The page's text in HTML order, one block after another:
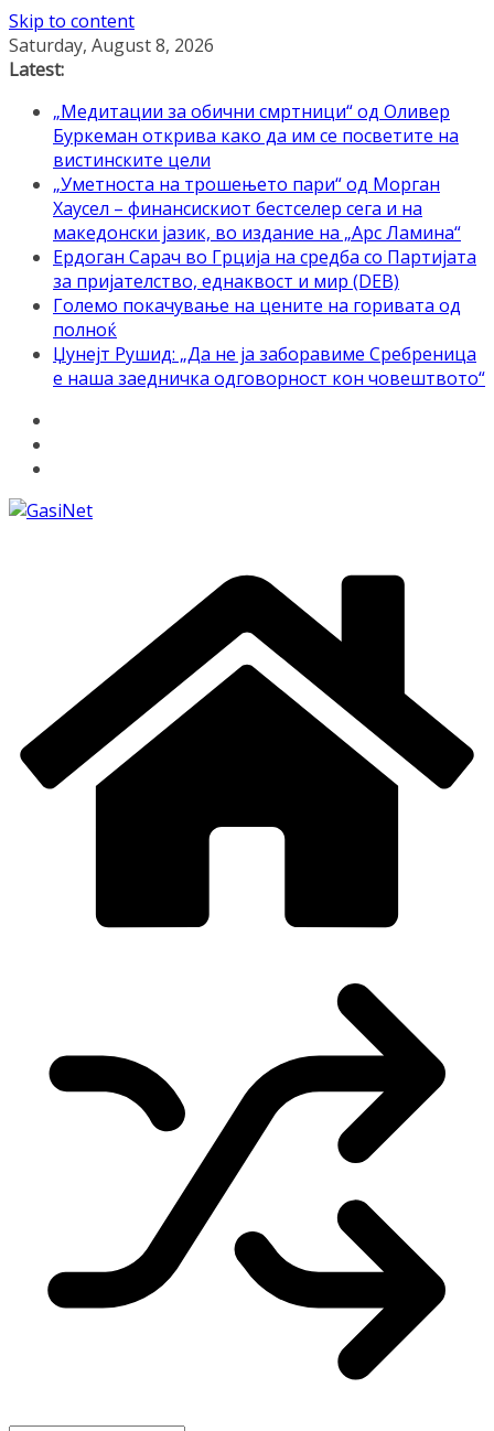
Skip to content
Saturday, August 8, 2026
Latest:
„Медитации за обични смртници“ од Оливер
Буркеман открива како да им се посветите на
вистинските цели
„Уметноста на трошењето пари“ од Морган
Хаусел – финансискиот бестселер сега и на
македонски јазик, во издание на „Арс Ламина“
Ердоган Сарач во Грција на средба со Партијата
за пријателство, еднаквост и мир (DEB)
Големо покачување на цените на горивата од
полноќ
Џунејт Рушид: „Да не ја заборавиме Сребреница
е наша заедничка одговорност кон човештвото“